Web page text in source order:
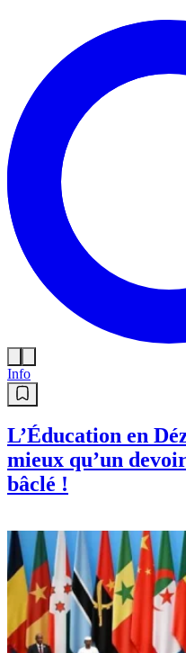
Info
L’Éducation en
mieux qu’un
bâclé !